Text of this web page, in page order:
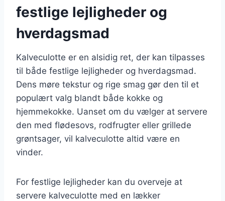
festlige lejligheder og
hverdagsmad
Kalveculotte er en alsidig ret, der kan tilpasses
til både festlige lejligheder og hverdagsmad.
Dens møre tekstur og rige smag gør den til et
populært valg blandt både kokke og
hjemmekokke. Uanset om du vælger at servere
den med flødesovs, rodfrugter eller grillede
grøntsager, vil kalveculotte altid være en
vinder.
For festlige lejligheder kan du overveje at
servere kalveculotte med en lækker